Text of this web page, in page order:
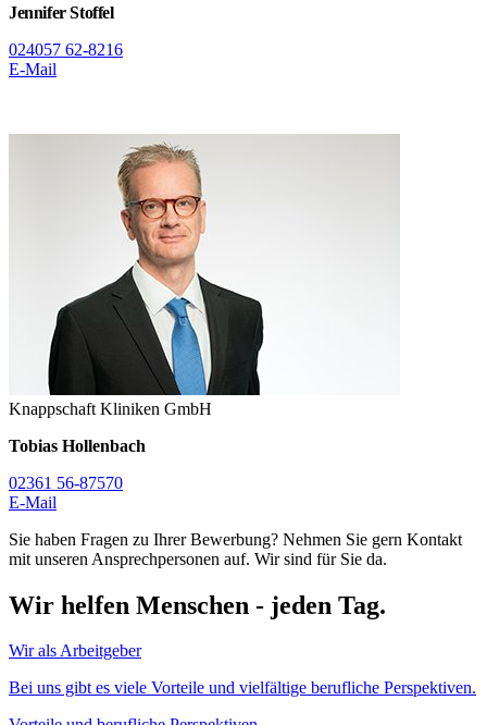
Jennifer Stoffel
024057 62-8216
E-Mail
Knappschaft Kliniken GmbH
Tobias Hollenbach
02361 56-87570
E-Mail
Sie haben Fragen zu Ihrer Bewerbung? Nehmen Sie gern Kontakt
mit unseren Ansprechpersonen auf. Wir sind für Sie da.
Wir helfen Menschen - jeden Tag.
Wir als Arbeitgeber
Bei uns gibt es viele Vorteile und vielfältige berufliche Perspektiven.